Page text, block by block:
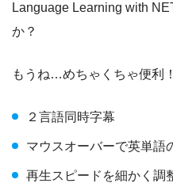
Language Learning with
か？
もうね…めちゃくちゃ便利
２言語同時字幕
マウスオーバーで英単語
再生スピードを細かく調